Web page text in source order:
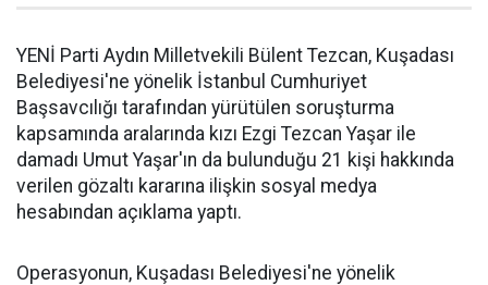
YENİ Parti Aydın Milletvekili Bülent Tezcan, Kuşadası
Belediyesi'ne yönelik İstanbul Cumhuriyet
Başsavcılığı tarafından yürütülen soruşturma
kapsamında aralarında kızı Ezgi Tezcan Yaşar ile
damadı Umut Yaşar'ın da bulunduğu 21 kişi hakkında
verilen gözaltı kararına ilişkin sosyal medya
hesabından açıklama yaptı.
Operasyonun, Kuşadası Belediyesi'ne yönelik